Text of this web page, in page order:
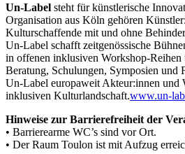
Un-Label steht für künstlerische
Organisation aus Köln gehören
Kulturschaffende mit und ohne
Un-Label schafft zeitgenössische
in offenen inklusiven Workshop-Reihen
Beratung, Schulungen, Symposien und
Un-Label europaweit Akteur:innen und
inklusiven Kulturlandschaft.www.un-
Hinweise zur Barrierefreiheit der
• Barrierearme WC’s sind vor Ort.
• Der Raum Toulon ist mit Aufzug